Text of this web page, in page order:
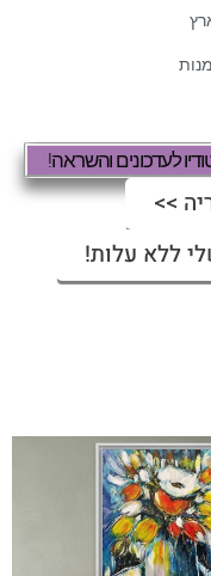
לעדכונים והשראה!
>>
ללא עלות!